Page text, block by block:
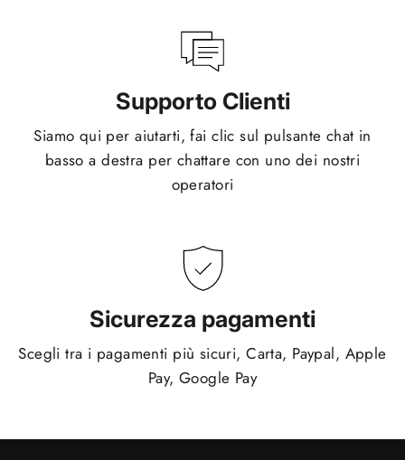
Supporto Clienti
Siamo qui per aiutarti, fai clic sul pulsante chat in
basso a destra per chattare con uno dei nostri
operatori
Sicurezza pagamenti
Scegli tra i pagamenti più sicuri, Carta, Paypal, Apple
Pay, Google Pay